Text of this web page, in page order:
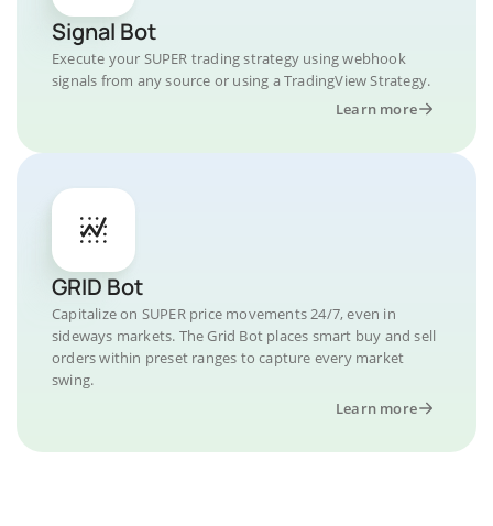
Signal Bot
Execute your SUPER trading strategy using webhook
signals from any source or using a TradingView Strategy.
Learn more
GRID Bot
Capitalize on SUPER price movements 24/7, even in
sideways markets. The Grid Bot places smart buy and sell
orders within preset ranges to capture every market
swing.
Learn more